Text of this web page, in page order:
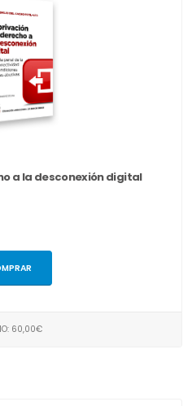
a la desconexión digital
60,00€